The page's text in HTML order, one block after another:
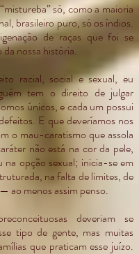
só, como a maioria
brasileiro puro, só os índios.
de raças que foi se
nossa história.
racial, social e sexual, eu
tem o direito de julgar
únicos, e cada um possui
E que deveríamos nos
o mau-caratismo que assola
não está na cor da pele,
na opção sexual; inicia-se em
na falta de limites, de
ao menos assim penso.
deveriam se
tipo de gente, mas muitas
que praticam esse juízo.